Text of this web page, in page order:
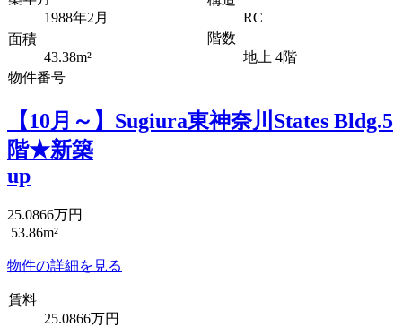
1988年2月
RC
面積
43.38m²
階数
地上 4階
物件番号
【10月～】Sugiura東神奈川States Bldg.5
階★新築
up
25.0866万円
53.86m²
物件の詳細を見る
賃料
25.0866万円